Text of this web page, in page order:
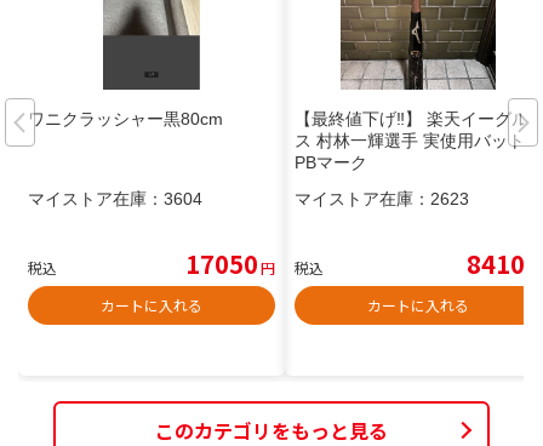
ワニクラッシャー黒80cm
マイストア在庫： 3604
税込 17050円
カートに入れる
【最終値下げ‼️】 楽天イーグル
ス 村林一輝選手 実使用バット N
PBマーク
マイストア在庫： 2623
税込 8410
カートに入れる
このカテゴリをもっと見る